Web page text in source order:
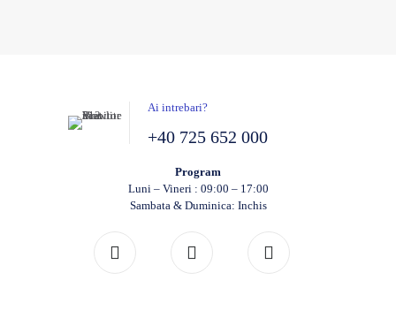
Ai intrebari?
+40 725 652 000
Program
Luni – Vineri : 09:00 – 17:00
Sambata & Duminica: Inchis